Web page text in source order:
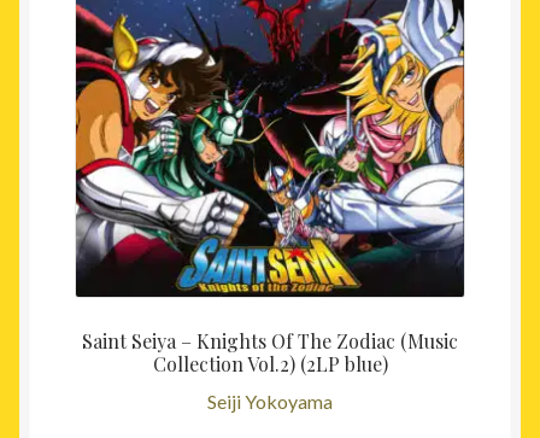
Saint Seiya – Knights Of The Zodiac (Music
Collection Vol.2) (2LP blue)
Seiji Yokoyama